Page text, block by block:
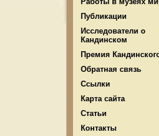
Публикации
Исследователи о
Кандинском
Премия
Обратная связь
Ссылки
Карта сайта
Статьи
Контакты